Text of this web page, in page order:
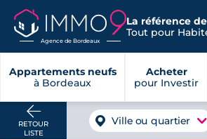
Agence de Bordeaux
La référence
Tout pour
Appartements neufs
à Bordeaux
Acheter
pour Investir
RETOUR
LISTE
Ville ou quartier